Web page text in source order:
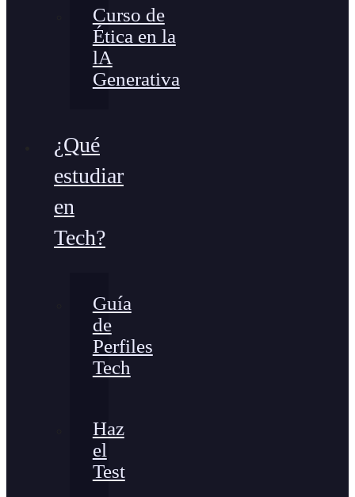
Curso de
Ética en la
lA
Generativa
¿Qué
estudiar
en
Tech?
Guía
de
Perfiles
Tech
Haz
el
Test